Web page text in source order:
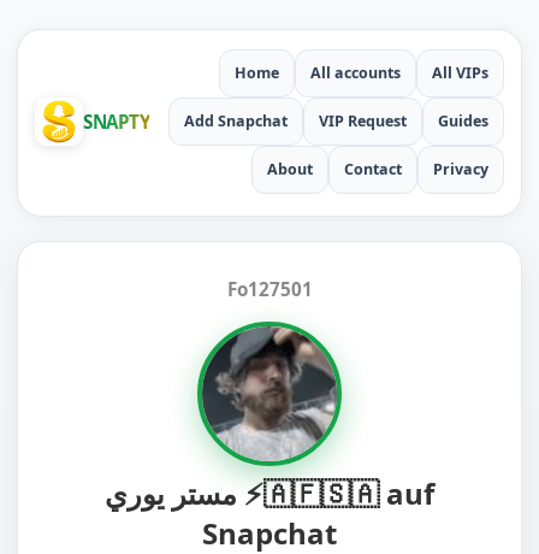
SNAPTY
Home All accounts All VIPs
Add Snapchat VIP Request Guides
About Contact Privacy
Fo127501
مستر يوري ⚡️🇦🇫🇸🇦 auf
Snapchat